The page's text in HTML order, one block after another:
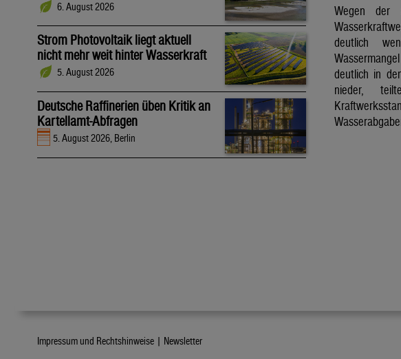
6. August 2026
Strom Photovoltaik liegt aktuell
nicht mehr weit hinter Wasserkraft
5. August 2026
Deutsche Raffinerien üben Kritik an
Kartellamt-Abfragen
5. August 2026, Berlin
Wegen der
deutlich
deutlich in
nieder,
Impressum und Rechtshinweise | Newsletter